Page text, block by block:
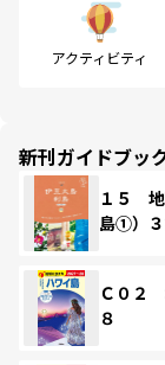
アクティビティ
新刊ガイドブッ
１５
島①）
Ｃ０２
８